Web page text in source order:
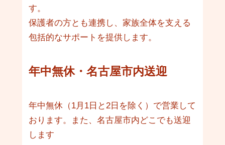
す。
保護者の方とも連携し、家族全体を支える
包括的なサポートを提供します。
年中無休・名古屋市内送迎
年中無休（1月1日と2日を除く）で営業して
おります。また、名古屋市内どこでも送迎
します